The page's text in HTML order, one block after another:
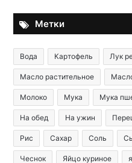
Метки
Вода Картофель Лук
Масло растительное
Молоко Мука Мука
На обед На ужин
Рис Сахар Соль
Чеснок Яйцо куриное